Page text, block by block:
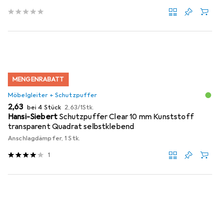
MENGENRABATT
Möbelgleiter + Schutzpuffer
EUR
2,63 bei 4 Stück EUR
2,63/1Stk.
Hansi-Siebert Schutzpuffer Clear 10 mm Kunststoff
transparent Quadrat selbstklebend
Anschlagdämpfer, 1 Stk.
1